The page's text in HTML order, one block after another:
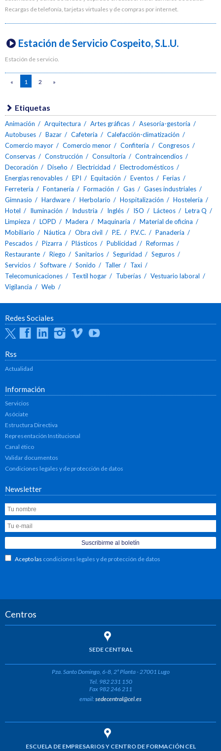
Recargas de telefonía, tarjetas virtuales y de compras por internet.
Estación de Servicio Cospeito, S.L.U.
Estación de servicio.
« 1 2 »
Etiquetas
Animación Arquitectura Artes gráficas
Asesoría-gestoría
Autobuses
Bazar Cafetería
Calefacción-climatización
Comercio mayor
Comercio menor Confitería
Congresos
Conservas
Construcción Consultoría
Contraincendios
Decoración
Diseño Electricidad
Electrodomésticos
Energías renovables
EPI Equitación Eventos
Ferias
Ferretería
Fontanería Formación Gas
Gases industriales
Gimnasio
Hardware Herbolario Hospitalización
Hostelería
Hotel
Iluminación Industria Inglés ISO Lácteos
Letra Q
Limpieza
LOPD Madera Maquinaria
Material de oficina
Mobiliario
Náutica Obra civil P.E. P.V.C.
Panadería
Pescados
Pizarra Plásticos Publicidad
Reformas
Restaurante
Riego Sanitarios Seguridad
Seguros
Servicios
Software Sonido Taller
Taxi
Telecomunicaciones
Textil hogar Tuberías
Vestuario laboral
Vigilancia
Web
Redes Sociales
TwitterFacebookLinkedinInstagram
Vimeo
Rss
Actualidad
Información
Servicios
Asóciate
Estructura Directiva
Representación Institucional
Canal ético
Validar documentos
Condiciones legales y de protección de datos
Newsletter
Acepto las condiciones legales y de protección de datos
Centros
SEDE CENTRAL
Pza. Santo Domingo, 6-8, 2ª Planta - 27001 Lugo
Tel. 982 231 150
Fax 982 246 211
email:sedecentral@cel.es
ESCUELA DE EMPRESARIOS Y CENTRO DE FORMACIÓN CEL